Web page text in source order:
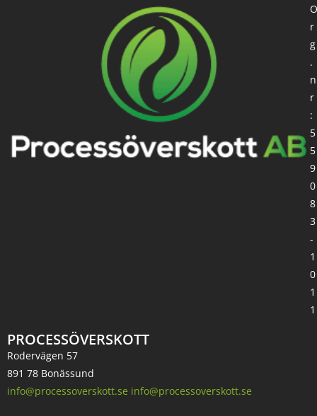
PROCESSÖVERSKOTT
Rodervägen 57
891 78 Bonässund
info@processoverskott.se info@processoverskott.se
O
r
g
.
n
r
:
5
5
9
0
8
3
-
1
0
1
1